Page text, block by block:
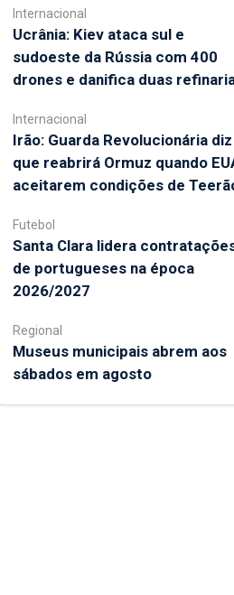
Internacional
Ucrânia: Kiev ataca sul e
sudoeste da Rússia com 400
drones e danifica duas
Internacional
Irão: Guarda Revolucionária diz
que reabrirá Ormuz quando
aceitarem condições de
Futebol
Santa Clara lidera
de portugueses na época
2026/2027
Regional
Museus municipais abrem aos
sábados em agosto